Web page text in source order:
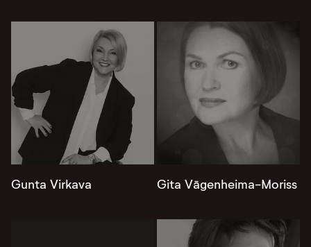
Gunta Virkava Gita Vāgenheima-Moriss